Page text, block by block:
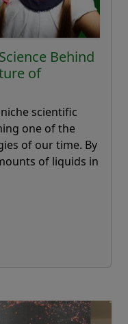
Behind
of
scientific
one of the
of our time. By
of liquids in